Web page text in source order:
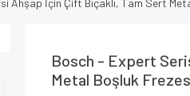
Ahşap İçin Çift Bıçaklı, Tam Sert
Bosch - Expert
Metal Boşluk